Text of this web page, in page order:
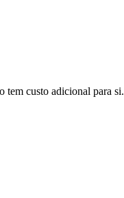
tem custo adicional para si.